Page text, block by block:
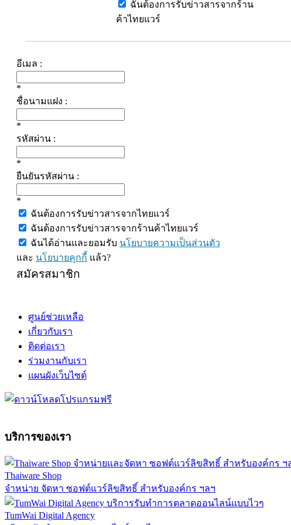
ฉันต้องการรับข่าวสารจากร้าน
ค้าไทยแวร์
อีเมล :
*
ชื่อนามแฝง :
*
รหัสผ่าน :
*
ยืนยันรหัสผ่าน :
*
ฉันต้องการรับข่าวสารจากไทยแวร์
ฉันต้องการรับข่าวสารจากร้านค้าไทยแวร์
ฉันได้อ่านและยอมรับ นโยบายความเป็นส่วนตัว
และ นโยบายคุกกี้ แล้ว?
สมัครสมาชิก
ศูนย์ช่วยเหลือ
เกี่ยวกับเรา
ติดต่อเรา
ร่วมงานกับเรา
แผนผังเว็บไซต์
บริการของเรา
Thaiware Shop
จำหน่าย จัดหา ซอฟต์แวร์ลิขสิทธิ์ สำหรับองค์กร ฯลฯ
TumWai Digital Agency